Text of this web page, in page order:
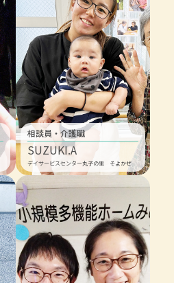
相談員・介護職
SUZUKI.A
デイサービスセンター丸子の里 そよかぜ